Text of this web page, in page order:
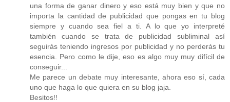
una forma de ganar dinero y eso está muy bien y que no
importa la cantidad de publicidad que pongas en tu blog
siempre y cuando sea fiel a ti. A lo que yo interpreté
también cuando se trata de publicidad subliminal así
seguirás teniendo ingresos por publicidad y no perderás tu
esencia. Pero como le dije, eso es algo muy muy difícil de
conseguir...
Me parece un debate muy interesante, ahora eso sí, cada
uno que haga lo que quiera en su blog jaja.
Besitos!!